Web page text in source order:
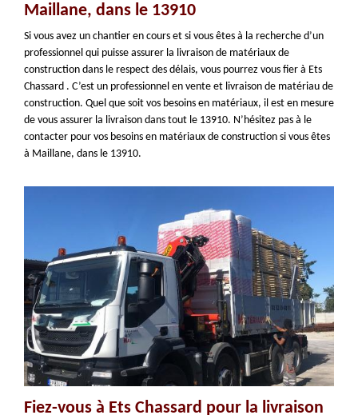
Maillane, dans le 13910
Si vous avez un chantier en cours et si vous êtes à la recherche d’un
professionnel qui puisse assurer la livraison de matériaux de
construction dans le respect des délais, vous pourrez vous fier à Ets
Chassard . C’est un professionnel en vente et livraison de matériau de
construction. Quel que soit vos besoins en matériaux, il est en mesure
de vous assurer la livraison dans tout le 13910. N’hésitez pas à le
contacter pour vos besoins en matériaux de construction si vous êtes
à Maillane, dans le 13910.
Fiez-vous à Ets Chassard pour la livraison